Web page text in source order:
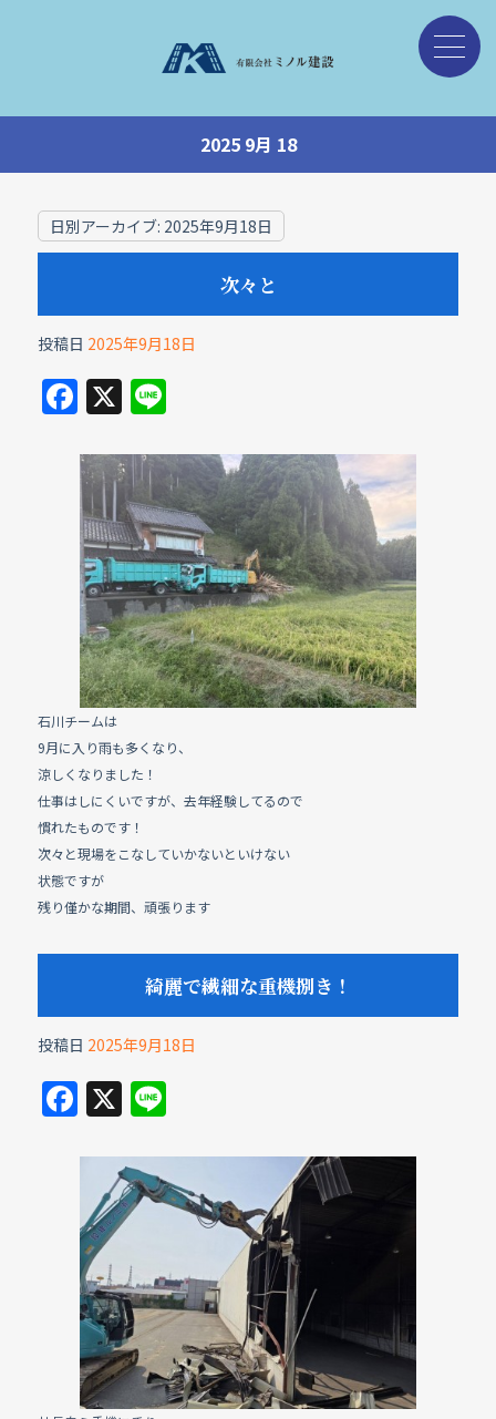
2025 9月 18
日別アーカイブ: 2025年9月18日
次々と
投稿日 2025年9月18日
F
c
e
b
o
o
k
X Li
e
石川チームは
9月に入り雨も多くなり、
涼しくなりました！
仕事はしにくいですが、去年経験してるので
慣れたものです！
次々と現場をこなしていかないといけない
状態ですが
残り僅かな期間、頑張ります
綺麗で繊細な重機捌き！
投稿日 2025年9月18日
F
a
c
e
b
o
o
k
X Li
e